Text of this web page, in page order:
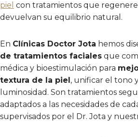
piel con tratamientos que
devuelvan su equilibrio natural.
En Clínicas Doctor Jota hemos
de tratamientos faciales que
médica y bioestimulación para
textura de la piel, unificar el tono
luminosidad. Son tratamientos
adaptados a las necesidades de
supervisados por el Dr. Jota y